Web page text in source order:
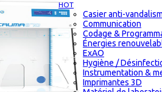
HOT
Casier anti-
Communication
Codage &
Énergies
ExAO
Hygiène /
Instrumentation &
Imprimantes 3D